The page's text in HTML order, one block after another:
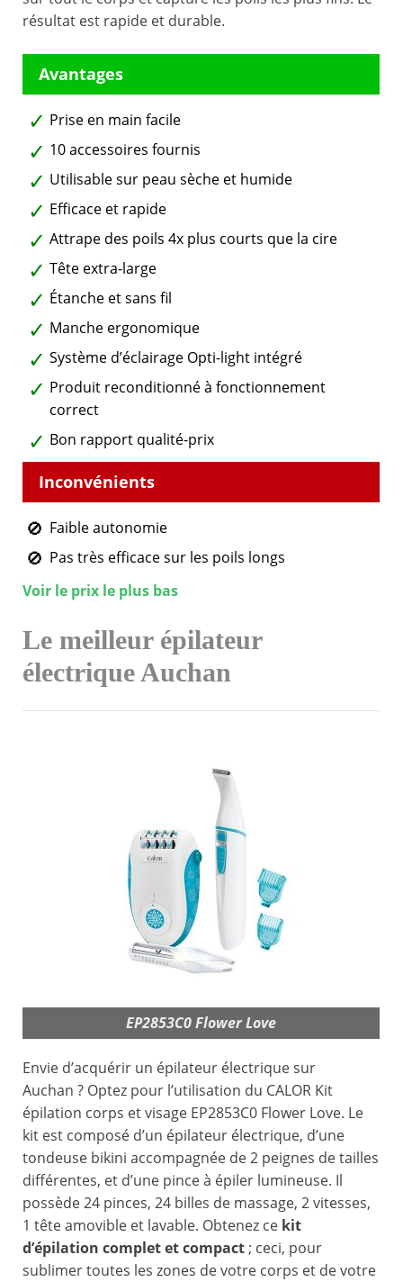
résultat est rapide et durable.
Prise en main facile
10 accessoires fournis
Utilisable sur peau sèche et humide
Efficace et rapide
Attrape des poils 4x plus courts que la cire
Tête extra-large
Étanche et sans fil
Manche ergonomique
Système d’éclairage Opti-light intégré
Produit reconditionné à fonctionnement
correct
Bon rapport qualité-prix
Faible autonomie
Pas très efficace sur les poils longs
Voir le prix le plus bas
Le meilleur épilateur
électrique Auchan
EP2853C0 Flower Love
Envie d’acquérir un épilateur électrique sur
Auchan ? Optez pour l’utilisation du CALOR Kit
épilation corps et visage EP2853C0 Flower Love. Le
kit est composé d’un épilateur électrique, d’une
tondeuse bikini accompagnée de 2 peignes de tailles
différentes, et d’une pince à épiler lumineuse. Il
possède 24 pinces, 24 billes de massage, 2 vitesses,
1 tête amovible et lavable. Obtenez ce kit
d’épilation complet et compact ; ceci, pour
sublimer toutes les zones de votre corps et de votre